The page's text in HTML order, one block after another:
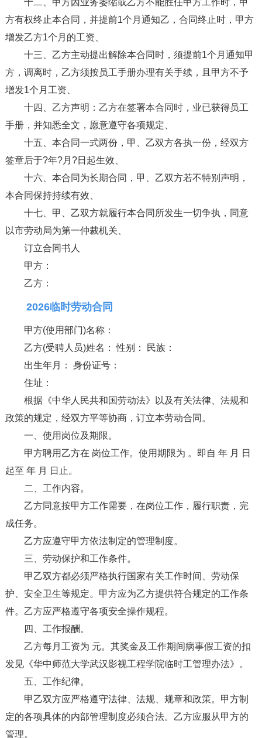
十二、甲方因业务萎缩或乙方不能胜任甲方工作时，甲
方有权终止本合同，并提前1个月通知乙，合同终止时，甲方
增发乙方1个月的工资、
十三、乙方主动提出解除本合同时，须提前1个月通知甲
方，调离时，乙方须按员工手册办理有关手续，且甲方不予
增发1个月工资、
十四、乙方声明：乙方在签署本合同时，业已获得员工
手册，并知悉全文，愿意遵守各项规定、
十五、本合同一式两份，甲、乙双方各执一份，经双方
签章后于?年?月?日起生效、
十六、本合同为长期合同，甲、乙双方若不特别声明，
本合同保持持续有效、
十七、甲、乙双方就履行本合同所发生一切争执，同意
以市劳动局为第一仲裁机关、
订立合同书人
甲方：
乙方：
2026临时劳动合同
甲方(使用部门)名称：
乙方(受聘人员)姓名： 性别： 民族：
出生年月： 身份证号：
住址：
根据《中华人民共和国劳动法》以及有关法律、法规和
政策的规定，经双方平等协商，订立本劳动合同。
一、使用岗位及期限。
甲方聘用乙方在 岗位工作。使用期限为 。即自 年 月 日
起至 年 月 日止。
二、工作内容。
乙方同意按甲方工作需要，在岗位工作，履行职责，完
成任务。
乙方应遵守甲方依法制定的管理制度。
三、劳动保护和工作条件。
甲乙双方都必须严格执行国家有关工作时间、劳动保
护、安全卫生等规定。甲方应为乙方提供符合规定的工作条
件。乙方应严格遵守各项安全操作规程。
四、工作报酬。
乙方每月工资为 元。其奖金及工作期间病事假工资的扣
发见《华中师范大学武汉影视工程学院临时工管理办法》。
五、工作纪律。
甲乙双方应严格遵守法律、法规、规章和政策。甲方制
定的各项具体的内部管理制度必须合法。乙方应服从甲方的
管理。